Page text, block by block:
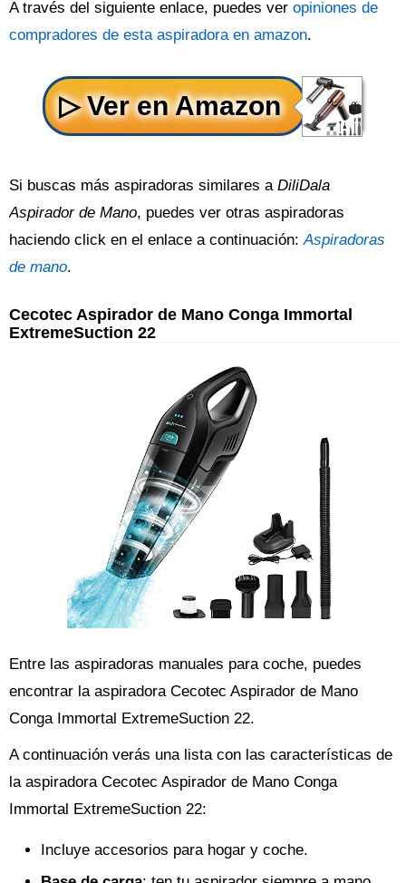
A través del siguiente enlace, puedes ver opiniones de
compradores de esta aspiradora en amazon.
Si buscas más aspiradoras similares a DiliDala
Aspirador de Mano, puedes ver otras aspiradoras
haciendo click en el enlace a continuación:Aspiradoras
de mano.
Cecotec Aspirador de Mano Conga Immortal
ExtremeSuction 22
Entre las aspiradoras manuales para coche, puedes
encontrar la aspiradora Cecotec Aspirador de Mano
Conga Immortal ExtremeSuction 22.
A continuación verás una lista con las características de
la aspiradora Cecotec Aspirador de Mano Conga
Immortal ExtremeSuction 22:
Incluye accesorios para hogar y coche.